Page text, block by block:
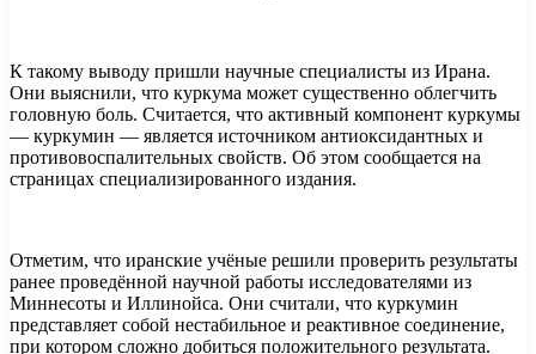
К такому выводу пришли научные специалисты из Ирана.
Они выяснили, что куркума может существенно облегчить
головную боль. Считается, что активный компонент куркумы
— куркумин — является источником антиоксидантных и
противовоспалительных свойств. Об этом сообщается на
страницах специализированного издания.
Отметим, что иранские учёные решили проверить результаты
ранее проведённой научной работы исследователями из
Миннесоты и Иллинойса. Они считали, что куркумин
представляет собой нестабильное и реактивное соединение,
при котором сложно добиться положительного результата.